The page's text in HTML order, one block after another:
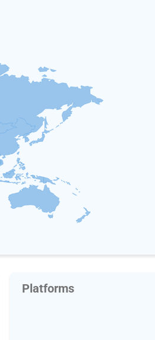
Platforms